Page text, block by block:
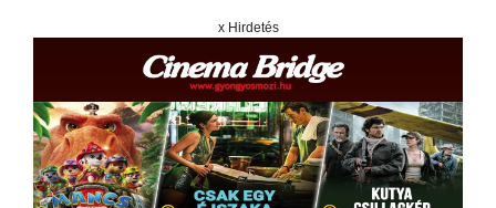
x Hirdetés